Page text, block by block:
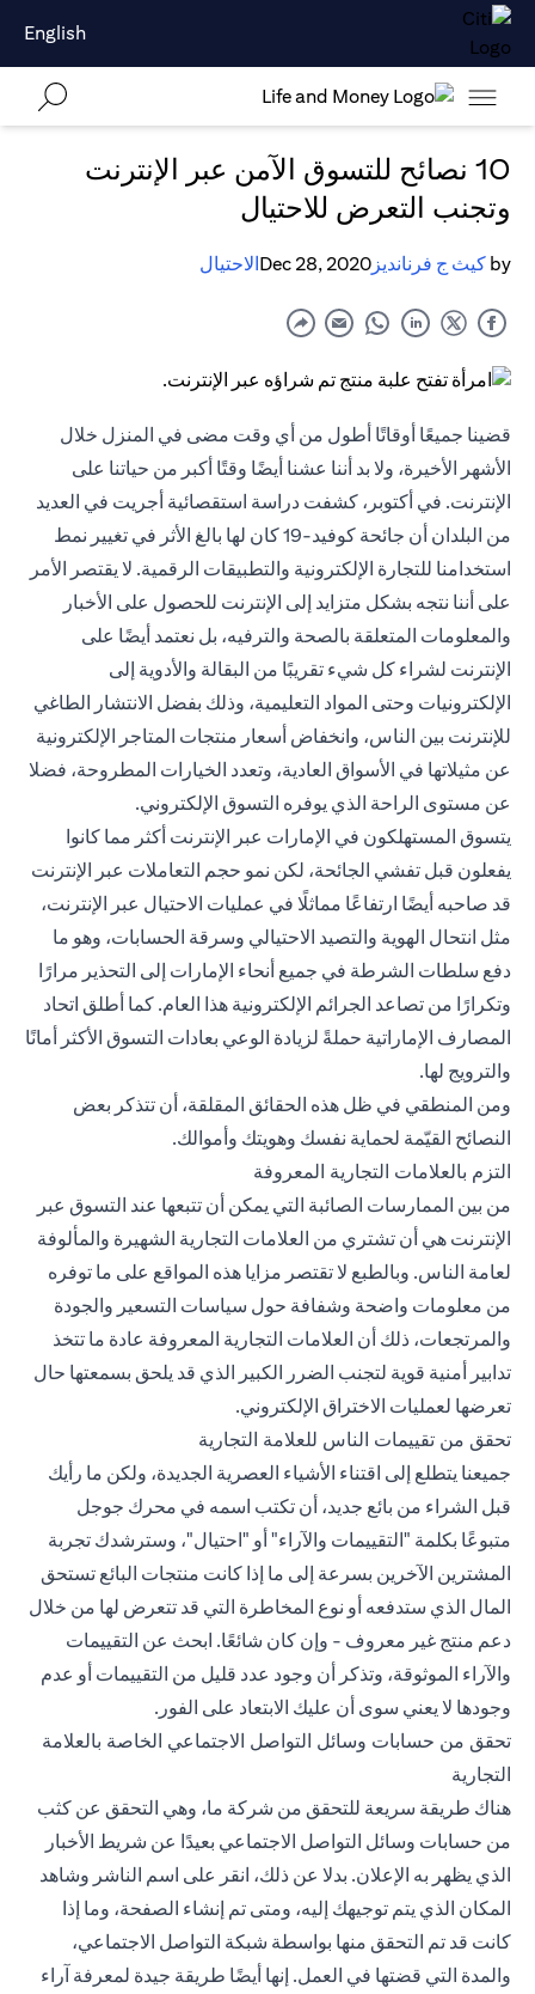
English
10 نصائح للتسوق الآمن عبر الإنترنت
وتجنب التعرض للاحتيال
by كيث ج فرنانديز Dec 28, 2020الاحتيال
قضينا جميعًا أوقاتًا أطول من أي وقت مضى في المنزل خلال
الأشهر الأخيرة، ولا بد أننا عشنا أيضًا وقتًا أكبر من حياتنا على
الإنترنت. في أكتوبر، كشفت دراسة استقصائية أجريت في العديد
من البلدان أن جائحة كوفيد-19 كان لها بالغ الأثر في تغيير نمط
استخدامنا للتجارة الإلكترونية والتطبيقات الرقمية. لا يقتصر الأمر
على أننا نتجه بشكل متزايد إلى الإنترنت للحصول على الأخبار
والمعلومات المتعلقة بالصحة والترفيه، بل نعتمد أيضًا على
الإنترنت لشراء كل شيء تقريبًا من البقالة والأدوية إلى
الإلكترونيات وحتى المواد التعليمية، وذلك بفضل الانتشار الطاغي
للإنترنت بين الناس، وانخفاض أسعار منتجات المتاجر الإلكترونية
عن مثيلاتها في الأسواق العادية، وتعدد الخيارات المطروحة، فضلا
عن مستوى الراحة الذي يوفره التسوق الإلكتروني.
يتسوق المستهلكون في الإمارات عبر الإنترنت أكثر مما كانوا
يفعلون قبل تفشي الجائحة، لكن نمو حجم التعاملات عبر الإنترنت
قد صاحبه أيضًا ارتفاعًا مماثلًا في عمليات الاحتيال عبر الإنترنت،
مثل انتحال الهوية والتصيد الاحتيالي وسرقة الحسابات، وهو ما
دفع سلطات الشرطة في جميع أنحاء الإمارات إلى التحذير مرارًا
وتكرارًا من تصاعد الجرائم الإلكترونية هذا العام. كما أطلق اتحاد
المصارف الإماراتية حملةً لزيادة الوعي بعادات التسوق الأكثر أمانًا
والترويج لها.
ومن المنطقي في ظل هذه الحقائق المقلقة، أن تتذكر بعض
النصائح القيّمة لحماية نفسك وهويتك وأموالك.
التزم بالعلامات التجارية المعروفة
من بين الممارسات الصائبة التي يمكن أن تتبعها عند التسوق عبر
الإنترنت هي أن تشتري من العلامات التجارية الشهيرة والمألوفة
لعامة الناس. وبالطبع لا تقتصر مزايا هذه المواقع على ما توفره
من معلومات واضحة وشفافة حول سياسات التسعير والجودة
والمرتجعات، ذلك أن العلامات التجارية المعروفة عادة ما تتخذ
تدابير أمنية قوية لتجنب الضرر الكبير الذي قد يلحق بسمعتها حال
تعرضها لعمليات الاختراق الإلكتروني.
تحقق من تقييمات الناس للعلامة التجارية
جميعنا يتطلع إلى اقتناء الأشياء العصرية الجديدة، ولكن ما رأيك
قبل الشراء من بائع جديد، أن تكتب اسمه في محرك جوجل
متبوعًا بكلمة "التقييمات والآراء" أو "احتيال"، وسترشدك تجربة
المشترين الآخرين بسرعة إلى ما إذا كانت منتجات البائع تستحق
المال الذي ستدفعه أو نوع المخاطرة التي قد تتعرض لها من خلال
دعم منتج غير معروف - وإن كان شائعًا. ابحث عن التقييمات
والآراء الموثوقة، وتذكر أن وجود عدد قليل من التقييمات أو عدم
وجودها لا يعني سوى أن عليك الابتعاد على الفور.
تحقق من حسابات وسائل التواصل الاجتماعي الخاصة بالعلامة
التجارية
هناك طريقة سريعة للتحقق من شركة ما، وهي التحقق عن كثب
من حسابات وسائل التواصل الاجتماعي بعيدًا عن شريط الأخبار
الذي يظهر به الإعلان. بدلا عن ذلك، انقر على اسم الناشر وشاهد
المكان الذي يتم توجيهك إليه، ومتى تم إنشاء الصفحة، وما إذا
كانت قد تم التحقق منها بواسطة شبكة التواصل الاجتماعي،
والمدة التي قضتها في العمل. إنها أيضًا طريقة جيدة لمعرفة آراء